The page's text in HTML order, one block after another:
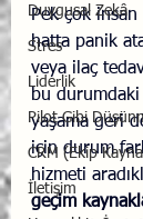
Duygusal Zekâ
Stres
Liderlik
Pilot Gibi
CRM (Ekip
İletişim
Pek çok
hatta panik
veya ilaç
bu durumdaki
yaşama geri
için durum
hizmeti
geçim